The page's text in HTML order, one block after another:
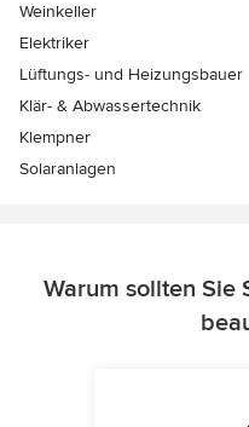
Weinkeller
Elektriker
Lüftungs- und Heizungsbauer
Klär- & Abwassertechnik
Klempner
Solaranlagen
Warum sollten Sie